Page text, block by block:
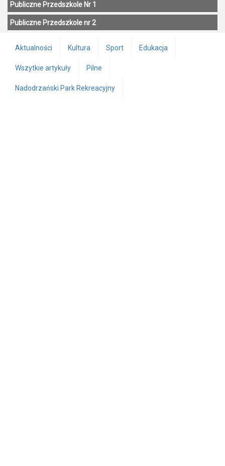
Publiczne Przedszkole Nr 1
Publiczne Przedszkole nr 2
Aktualności Kultura Sport Edukacja
Wszytkie artykuły Pilne
Nadodrzański Park Rekreacyjny